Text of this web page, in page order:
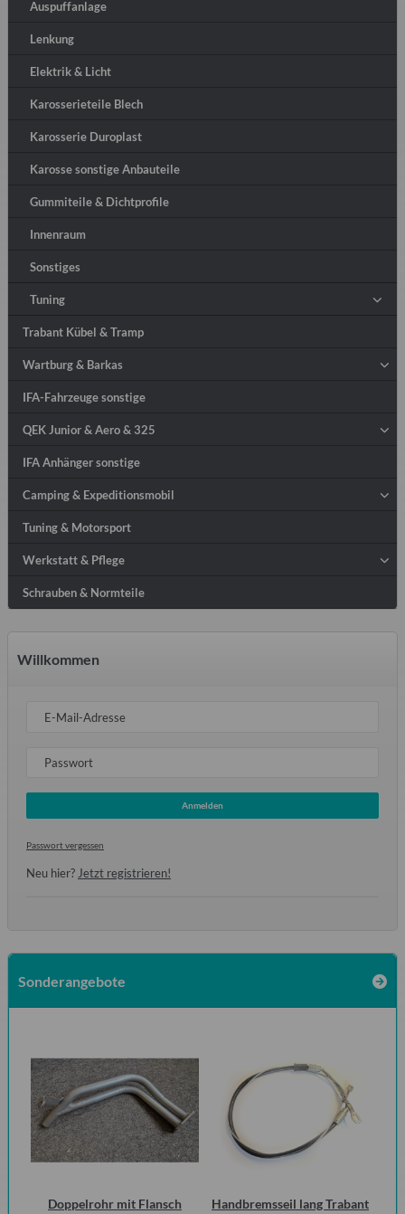
Auspuffanlage
Lenkung
Elektrik & Licht
Karosserieteile Blech
Karosserie Duroplast
Karosse sonstige Anbauteile
Gummiteile & Dichtprofile
Innenraum
Sonstiges
Tuning
Trabant Kübel & Tramp
Wartburg & Barkas
IFA-Fahrzeuge sonstige
QEK Junior & Aero & 325
IFA Anhänger sonstige
Camping & Expeditionsmobil
Tuning & Motorsport
Werkstatt & Pflege
Schrauben & Normteile
Willkommen
E-Mail-Adresse
Passwort
Anmelden
Passwort vergessen
Neu hier?Jetzt registrieren!
Sonderangebote
Doppelrohr mit Flansch
Handbremsseil lang Trabant